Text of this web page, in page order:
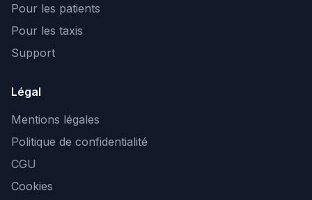
Pour les patients
Pour les taxis
Support
Légal
Mentions légales
Politique de confidentialité
CGU
Cookies